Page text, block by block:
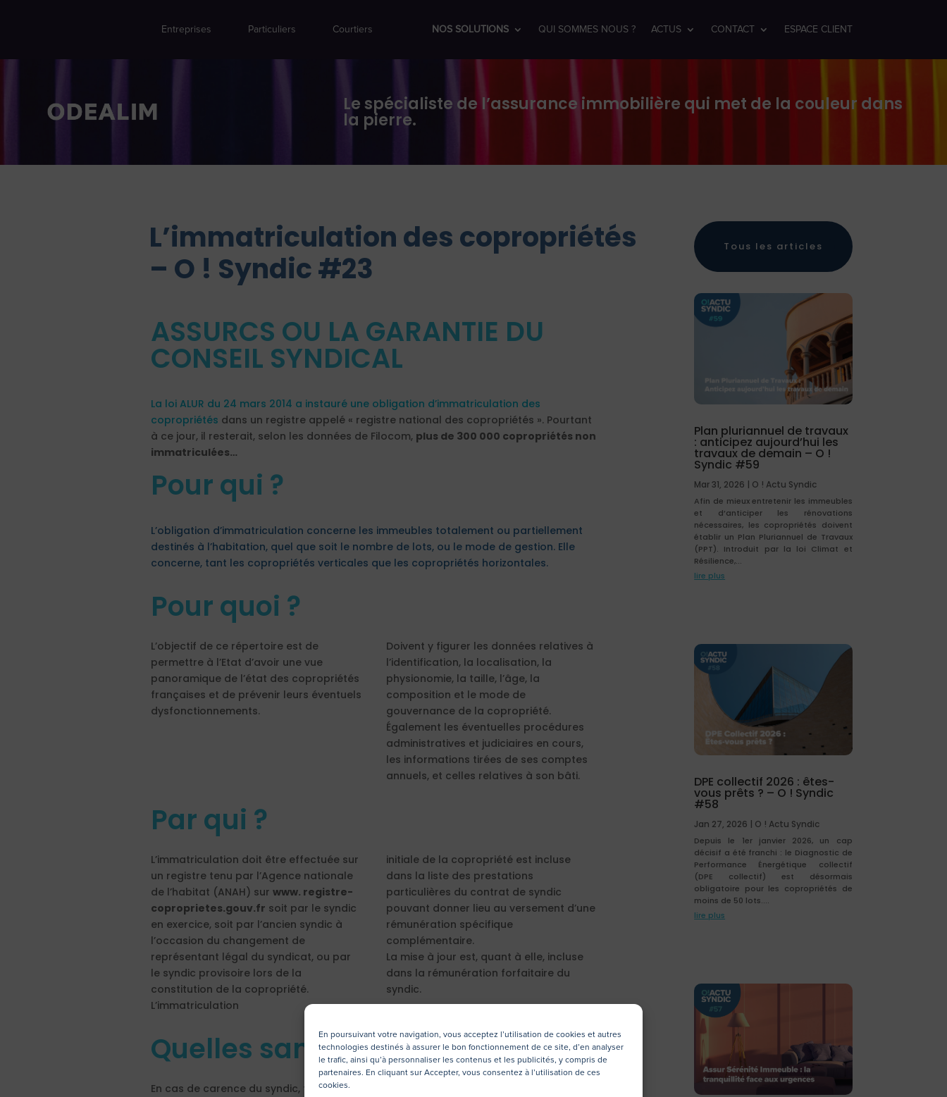
En poursuivant votre navigation, vous acceptez l’utilisation de cookies et autres
technologies destinés à assurer le bon fonctionnement de ce site, d’en analyser
le trafic, ainsi qu’à personnaliser les contenus et les publicités, y compris de
partenaires. En cliquant sur Accepter, vous consentez à l’utilisation de ces
cookies.
Entreprises Particuliers Courtiers NOS SOLUTIONS QUI SOMMES NOUS ? ACTUS CONTACT ESPACE CLIENT
Le spécialiste de l’assurance immobilière qui met de la couleur dans
la pierre.
L’immatriculation des copropriétés
– O ! Syndic #23
ASSURCS OU LA GARANTIE DU
CONSEIL SYNDICAL
La loi ALUR du 24 mars 2014 a instauré une obligation d’immatriculation des
copropriétés dans un registre appelé « registre national des copropriétés ». Pourtant
à ce jour, il resterait, selon les données de Filocom, plus de 300 000 copropriétés non
immatriculées…
Pour qui ?
L’obligation d’immatriculation concerne les immeubles totalement ou partiellement
destinés à l’habitation, quel que soit le nombre de lots, ou le mode de gestion. Elle
concerne, tant les copropriétés verticales que les copropriétés horizontales.
Pour quoi ?
L’objectif de ce répertoire est de
permettre à l’Etat d’avoir une vue
panoramique de l’état des copropriétés
françaises et de prévenir leurs éventuels
dysfonctionnements.
Doivent y figurer les données relatives à
l’identification, la localisation, la
physionomie, la taille, l’âge, la
composition et le mode de
gouvernance de la copropriété.
Également les éventuelles procédures
administratives et judiciaires en cours,
les informations tirées de ses comptes
annuels, et celles relatives à son bâti.
Par qui ?
L’immatriculation doit être effectuée sur
un registre tenu par l’Agence nationale
de l’habitat (ANAH) sur www. registre-
coproprietes.gouv.fr soit par le syndic
en exercice, soit par l’ancien syndic à
l’occasion du changement de
représentant légal du syndicat, ou par
le syndic provisoire lors de la
constitution de la copropriété.
L’immatriculation
initiale de la copropriété est incluse
dans la liste des prestations
particulières du contrat de syndic
pouvant donner lieu au versement d’une
rémunération spécifique
complémentaire.
La mise à jour est, quant à elle, incluse
dans la rémunération forfaitaire du
syndic.
Quelles sanctions ?
En cas de carence du syndic, toute
Tous les articles
Plan pluriannuel de travaux
: anticipez aujourd’hui les
travaux de demain – O !
Syndic #59
Mar 31, 2026 | O ! Actu Syndic
Afin de mieux entretenir les immeubles
et d’anticiper les rénovations
nécessaires, les copropriétés doivent
établir un Plan Pluriannuel de Travaux
(PPT). Introduit par la loi Climat et
Résilience,...
lire plus
DPE collectif 2026 : êtes-
vous prêts ? – O ! Syndic
#58
Jan 27, 2026 | O ! Actu Syndic
Depuis le 1er janvier 2026, un cap
décisif a été franchi : le Diagnostic de
Performance Énergétique collectif
(DPE collectif) est désormais
obligatoire pour les copropriétés de
moins de 50 lots....
lire plus